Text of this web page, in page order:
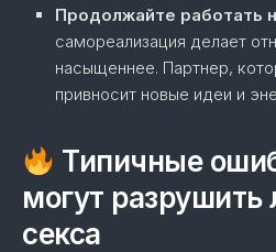
Продолжайте работать
самореализация делает
насыщеннее. Партнер,
привносит новые идеи и
Типичные
могут разрушить
секса